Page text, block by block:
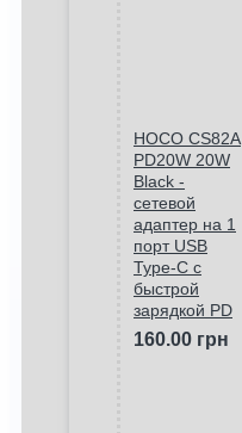
HOCO CS82A
PD20W 20W
Black -
сетевой
адаптер на 1
порт USB
Type-C c
быстрой
зарядкой PD
160.00 грн